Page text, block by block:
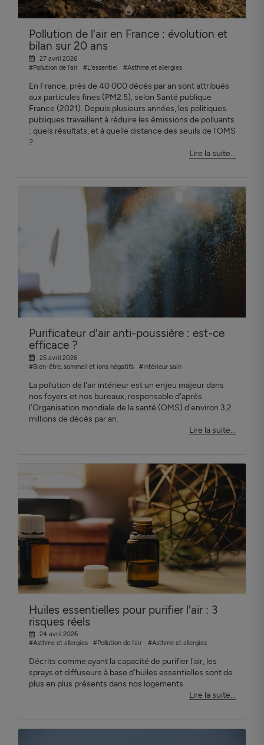
Pollution de l'air en France : évolution et
bilan sur 20 ans
27 avril 2026
#Pollution de l'air
#L'essentiel #Asthme et allergies
En France, près de 40 000 décès par an sont attribués
aux particules fines (PM2.5), selon Santé publique
France (2021). Depuis plusieurs années, les politiques
publiques travaillent à réduire les émissions de polluants
: quels résultats, et à quelle distance des seuils de l'OMS
?
Lire la suite...
Purificateur d'air anti-poussière : est-ce
efficace ?
25 avril 2026
#Bien-être, sommeil et ions négatifs
#Intérieur sain
La pollution de l'air intérieur est un enjeu majeur dans
nos foyers et nos bureaux, responsable d'après
l'Organisation mondiale de la santé (OMS) d'environ 3,2
millions de décès par an.
Lire la suite...
Huiles essentielles pour purifier l'air : 3
risques réels
24 avril 2026
#Asthme et allergies
#Pollution de l'air #Asthme et allergies
Décrits comme ayant la capacité de purifier l'air, les
sprays et diffuseurs à base d'huiles essentielles sont de
plus en plus présents dans nos logements.
Lire la suite...